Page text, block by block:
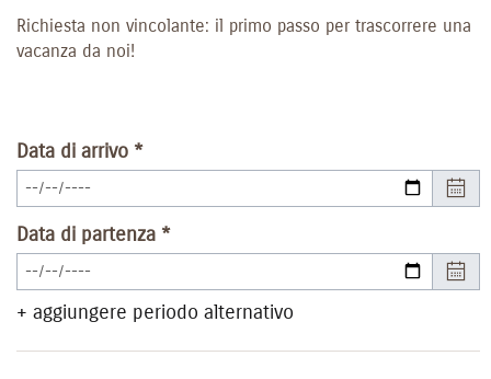
Richiesta non vincolante: il primo passo per trascorrere una
vacanza da noi!
Data di arrivo
Data di partenza
+ aggiungere periodo alternativo